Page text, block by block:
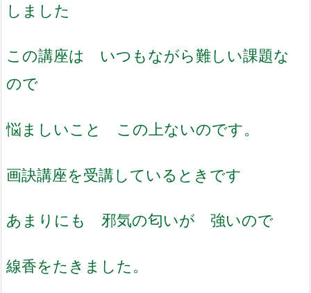
しました
この講座は いつもながら難しい課題な
ので
悩ましいこと この上ないのです。
画訣講座を受講しているときです
あまりにも 邪気の匂いが 強いので
線香をたきました。